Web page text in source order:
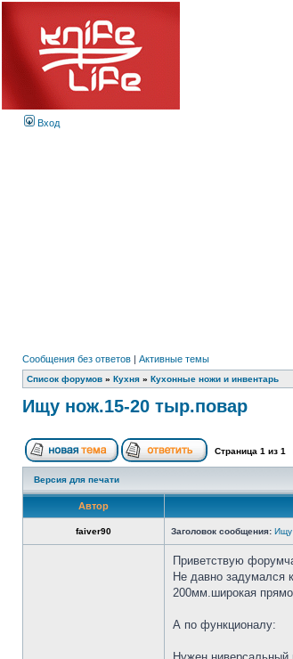
Вход
Сообщения без ответов | Активные темы
Список форумов » Кухня » Кухонные ножи и инвентарь
Ищу нож.15-20 тыр.повар
Страница 1 из 1
Версия для печати
Автор
faiver90 Заголовок сообщения: Ищу
Приветствую
Не давно задумался
200мм.широкая
А по функционалу: